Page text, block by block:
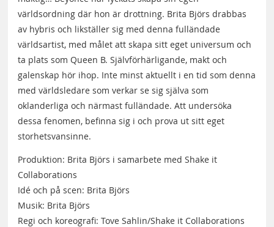
världsordning där hon är drottning. Brita Björs drabbas
av hybris och likställer sig med denna fulländade
världsartist, med målet att skapa sitt eget universum och
ta plats som Queen B. Självförhärligande, makt och
galenskap hör ihop. Inte minst aktuellt i en tid som denna
med världsledare som verkar se sig själva som
oklanderliga och närmast fulländade. Att undersöka
dessa fenomen, befinna sig i och prova ut sitt eget
storhetsvansinne.
Produktion: Brita Björs i samarbete med Shake it
Collaborations
Idé och på scen: Brita Björs
Musik: Brita Björs
Regi och koreografi: Tove Sahlin/Shake it Collaborations